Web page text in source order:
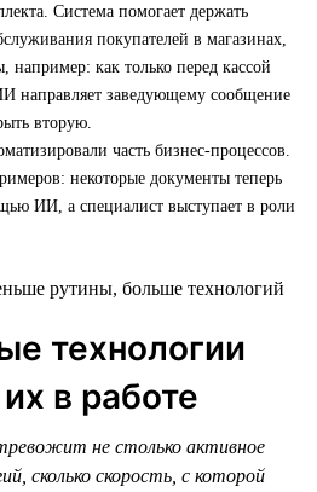
Система помогает держать
покупателей в магазинах,
например: как только перед кассой
направляет заведующему сообщение
вторую.
часть бизнес-процессов.
некоторые документы теперь
ИИ, а специалист выступает в роли
технологии
в работе
не столько активное
сколько скорость, с которой